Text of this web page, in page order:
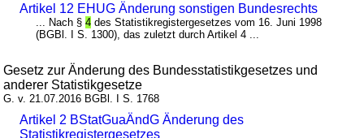
Artikel 12 EHUG Änderung sonstigen Bundesrechts
... Nach §4 des Statistikregistergesetzes vom 16. Juni 1998
(BGBl. I S. 1300), das zuletzt durch Artikel 4 ...
Gesetz zur Änderung des Bundesstatistikgesetzes und
anderer Statistikgesetze
G. v. 21.07.2016 BGBl. I S. 1768
Artikel 2 BStatGuaÄndG Änderung des
Statistikregistergesetzes